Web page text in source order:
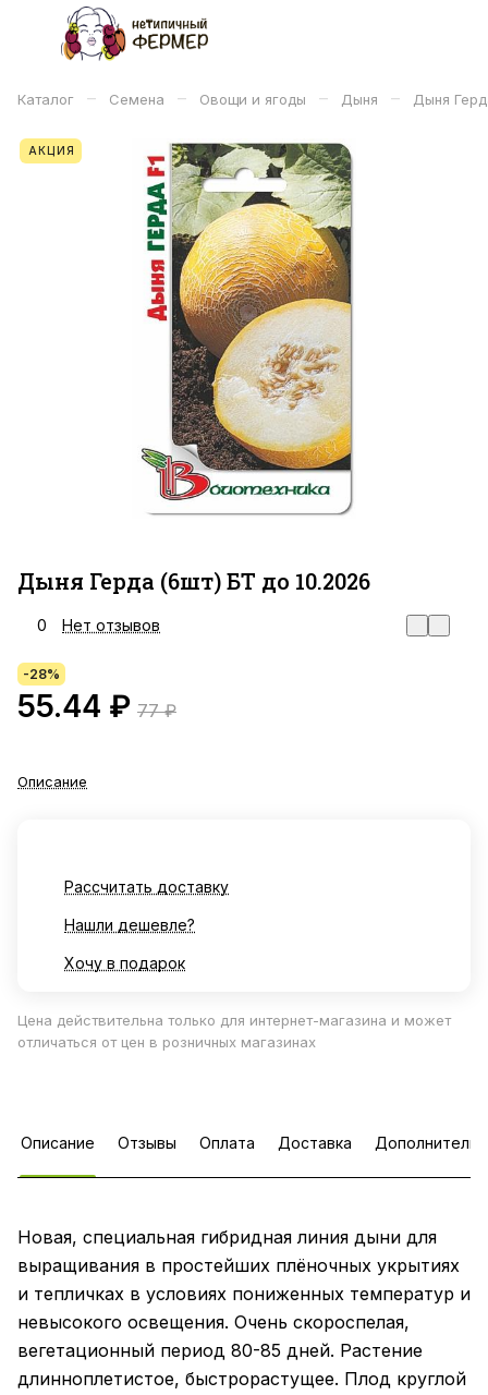
Каталог – Семена – Овощи и ягоды – Дыня – Дыня
АКЦИЯ
Дыня Герда (6шт) БТ до 10.2026
0 Нет отзывов
-28%
55.44 ₽ 77 ₽
Описание
Рассчитать доставку
Нашли дешевле?
Хочу в подарок
Цена действительна только для интернет-магазина и может
отличаться от цен в розничных магазинах
Описание Отзывы Оплата Доставка
Новая, специальная гибридная линия дыни для
выращивания в простейших плёночных укрытиях
и тепличках в условиях пониженных температур и
невысокого освещения. Очень скороспелая,
вегетационный период 80-85 дней. Растение
длинноплетистое, быстрорастущее. Плод круглой